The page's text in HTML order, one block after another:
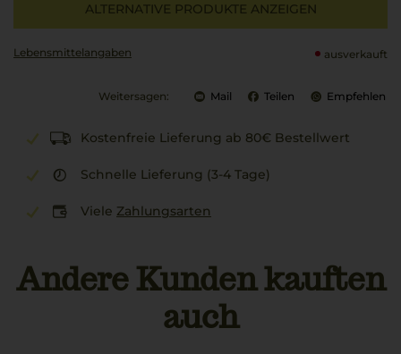
ALTERNATIVE PRODUKTE ANZEIGEN
Lebensmittel­angaben ausverkauft
Weitersagen: Mail Teilen Empfehlen
Kostenfreie Lieferung ab 80€ Bestellwert
Schnelle Lieferung (3-4 Tage)
Viele Zahlungsarten
Andere Kunden kauften
auch